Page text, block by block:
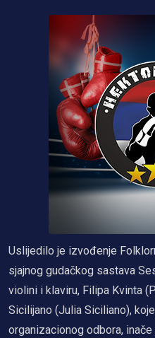
Uslijedilo je izvođenje
sjajnog gudačkog sastava
violini i klaviru, Filipa Kvinta
Sicilijano (Julia Siciliano),
organizacionog odbora,